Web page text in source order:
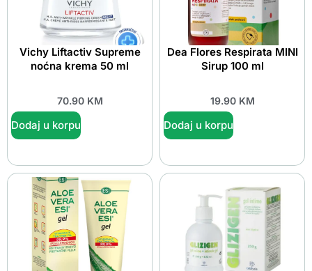
Vichy Liftactiv Supreme
noćna krema 50 ml
70.90 KM
Dodaj u korpu
Dea Flores Respirata MINI
Sirup 100 ml
19.90 KM
Dodaj u korpu